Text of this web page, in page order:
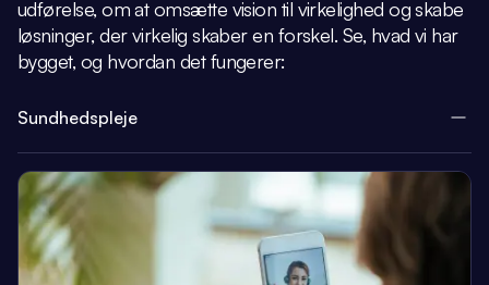
udførelse, om at omsætte vision til virkelighed og skabe
løsninger, der virkelig skaber en forskel. Se, hvad vi har
bygget, og hvordan det fungerer:
Sundhedspleje